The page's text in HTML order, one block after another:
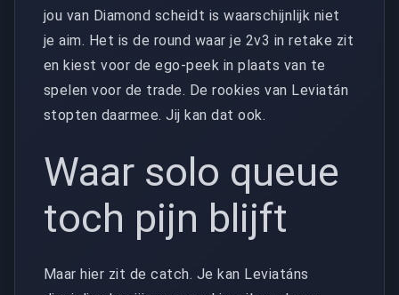
jou van Diamond scheidt is waarschijnlijk niet
je aim. Het is de round waar je 2v3 in retake zit
en kiest voor de ego-peek in plaats van te
spelen voor de trade. De rookies van Leviatán
stopten daarmee. Jij kan dat ook.
Waar solo queue
toch pijn blijft
Maar hier zit de catch. Je kan Leviatáns